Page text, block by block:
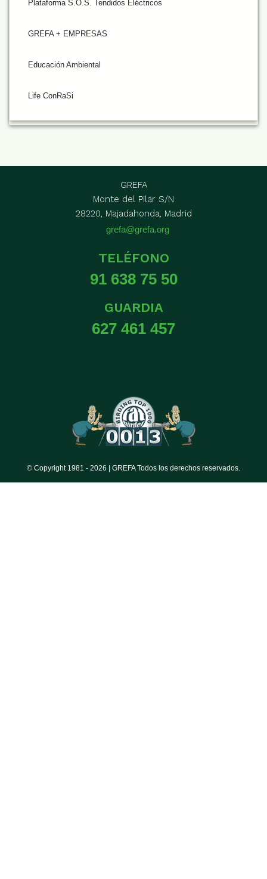
Plataforma S.O.S. Tendidos Eléctricos
GREFA + EMPRESAS
Educación Ambiental
Life ConRaSi
GREFA
Monte del Pilar S/N
28220, Majadahonda, Madrid
grefa@grefa.org
TELÉFONO
91 638 75 50
GUARDIA
627 461 457
© Copyright 1981 - 2026 | GREFA Todos los derechos reservados.